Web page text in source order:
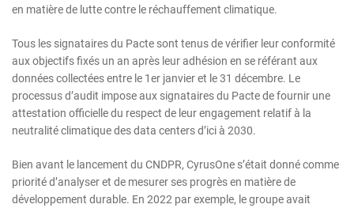
en matière de lutte contre le réchauffement climatique.
Tous les signataires du Pacte sont tenus de vérifier leur conformité
aux objectifs fixés un an après leur adhésion en se référant aux
données collectées entre le 1er janvier et le 31 décembre. Le
processus d’audit impose aux signataires du Pacte de fournir une
attestation officielle du respect de leur engagement relatif à la
neutralité climatique des data centers d’ici à 2030.
Bien avant le lancement du CNDPR, CyrusOne s’était donné comme
priorité d’analyser et de mesurer ses progrès en matière de
développement durable. En 2022 par exemple, le groupe avait